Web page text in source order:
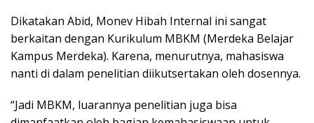
Dikatakan Abid, Monev Hibah Internal ini sangat
berkaitan dengan Kurikulum MBKM (Merdeka Belajar
Kampus Merdeka). Karena, menurutnya, mahasiswa
nanti di dalam penelitian diikutsertakan oleh dosennya.
“Jadi MBKM, luarannya penelitian juga bisa